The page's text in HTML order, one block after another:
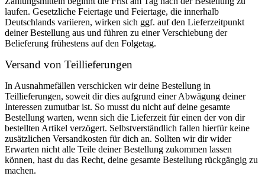
laufen. Gesetzliche Feiertage und Feiertage, die innerhalb
Deutschlands variieren, wirken sich ggf. auf den Lieferzeitpunkt
deiner Bestellung aus und führen zu einer Verschiebung der
Belieferung frühestens auf den Folgetag.
Versand von Teillieferungen
In Ausnahmefällen verschicken wir deine Bestellung in
Teillieferungen, soweit dir dies aufgrund einer Abwägung deiner
Interessen zumutbar ist. So musst du nicht auf deine gesamte
Bestellung warten, wenn sich die Lieferzeit für einen der von dir
bestellten Artikel verzögert. Selbstverständlich fallen hierfür keine
zusätzlichen Versandkosten für dich an. Sollten wir dir wider
Erwarten nicht alle Teile deiner Bestellung zukommen lassen
können, hast du das Recht, deine gesamte Bestellung rückgängig zu
machen.